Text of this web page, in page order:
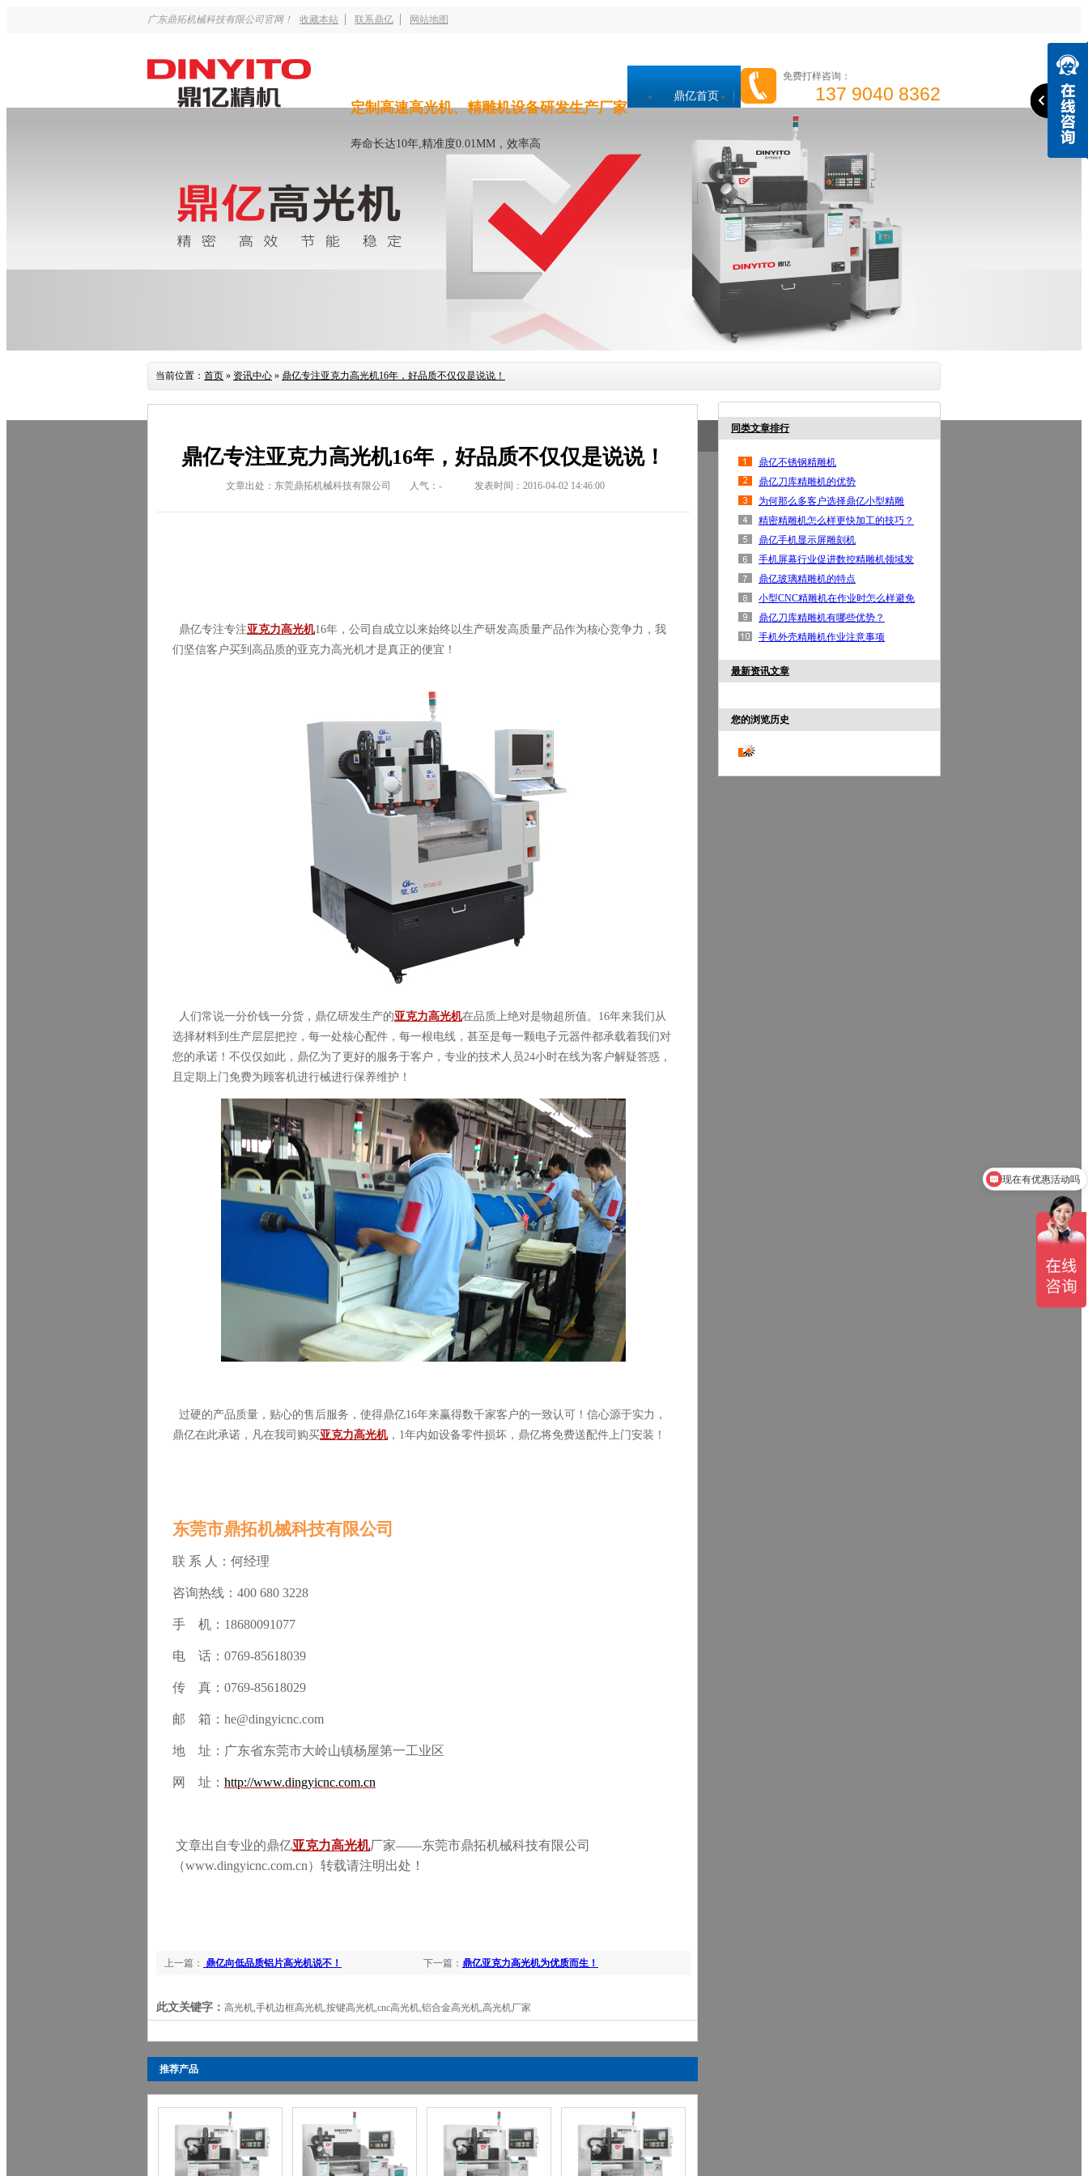
广东鼎拓机械科技有限公司官网！ 收藏本站 联系鼎亿 网站地图
定制高速高光机、精雕机设备研发生产厂家
寿命长达10年,精准度0.01MM，效率高
免费打样咨询：
137 9040 8362
鼎亿首页 高光机 精雕机 高速钻攻机 手机边框高光机 成功
当前位置： 首页 » 资讯中心 » 鼎亿专注亚克力高光机16年，好品质不仅仅是说说！
鼎亿专注亚克力高光机16年，好品质不仅仅是说说！
文章出处：东莞鼎拓机械科技有限公司 人气： - 发表时间：2016-04-02 14:46:00
鼎亿专注专注亚克力高光机16年，公司自成立以来始终以生产研发高质量产品作为核心竞争力，我
们坚信客户买到高品质的亚克力高光机才是真正的便宜！
人们常说一分价钱一分货，鼎亿研发生产的亚克力高光机在品质上绝对是物超所值。 16年来我们从
选择材料到生产层层把控，每一处核心配件，每一根电线，甚至是每一颗电子元器件都承载着我们对
您的承诺！不仅仅如此，鼎亿为了更好的服务于客户，专业的技术人员24小时在线为客户解疑答惑，
且定期上门免费为顾客机进行械进行保养维护！
过硬的产品质量，贴心的售后服务，使得鼎亿16年来赢得数千家客户的一致认可！信心源于实力，
鼎亿在此承诺，凡在我司购买亚克力高光机， 1年内如设备零件损坏，鼎亿将免费送配件上门安装！
东莞市鼎拓机械科技有限公司
联 系 人：何经理
咨询热线：400 680 3228
手 机：18680091077
电 话：0769-85618039
传 真：0769-85618029
邮 箱：he@dingyicnc.com
地 址：广东省东莞市大岭山镇杨屋第一工业区
网 址： http://www.dingyicnc.com.cn
文章出自专业的鼎亿亚克力高光机厂家——东莞市鼎拓机械科技有限公司
（www.dingyicnc.com.cn）转载请注明出处！
下一篇： 鼎亿亚克力高光机为优质而生！
上一篇： 鼎亿向低品质铝片高光机说不！
此文关键字： 高光机,手机边框高光机,按键高光机,cnc高光机,铝合金高光机,高光机厂家
推荐产品
同类文章排行
鼎亿不锈钢精雕机
鼎亿刀库精雕机的优势
为何那么多客户选择鼎亿小型精雕
机？
精密精雕机怎么样更快加工的技巧？
鼎亿手机显示屏雕刻机
手机屏幕行业促进数控精雕机领域发
展
鼎亿玻璃精雕机的特点
小型CNC精雕机在作业时怎么样避免
出现事故？
鼎亿刀库精雕机有哪些优势？
手机外壳精雕机作业注意事项
最新资讯文章
您的浏览历史
联系鼎亿
现在有优惠活动吗